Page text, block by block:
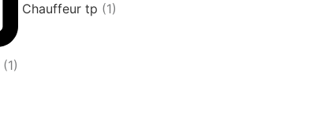
(1)
Chauffeur tp (1)